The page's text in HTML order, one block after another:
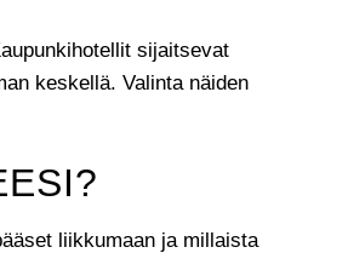
sijaitsevat
keskellä. Valinta näiden
liikkumaan ja millaista